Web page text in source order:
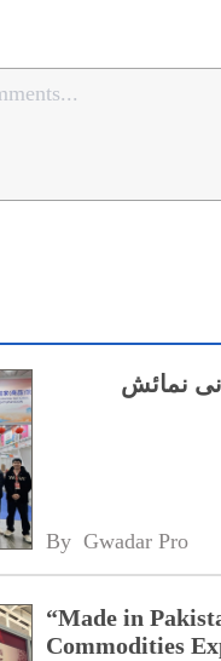
نمائش
By Gwadar Pro
“Made in
Commodities